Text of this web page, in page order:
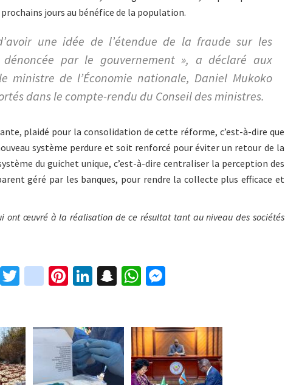
jours au bénéfice de la population.
une idée de l’étendue de la fraude sur les
dénoncée par le gouvernement », a déclaré aux
ministre de l’Économie nationale, Daniel Mukoko
dans le compte-rendu du Conseil des ministres.
plaidé pour la consolidation de cette réforme, c’est-à-dire que
système perdure et soit renforcé pour éviter un retour de la
du guichet unique, c’est-à-dire centraliser la perception des
géré par les banques, pour rendre la collecte plus efficace et
ont œuvré à la réalisation de ce résultat tant au niveau des sociétés
Fa
ce
o
o
k
T
wi
er
in
st
ra
m
Pi
nt
es
t
Li
n
dI
n
S
n
pc
h
at
W
h
sA
p
p
n
ge
r